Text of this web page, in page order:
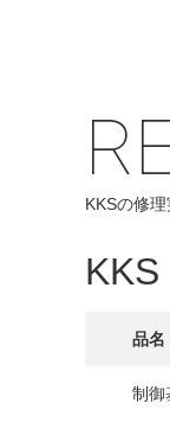
フィロソフィー
お問い
KKSの修
KKS
品名
制御